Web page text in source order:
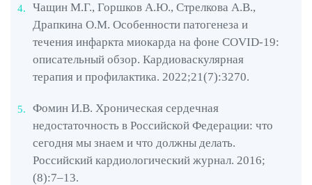
сердечный ритм, тогда как другие вещества, например,
электролиты, помогут в стабилизации состояния через
несколько часов.
Клиника «Врачебная наркология» предлагает
медицинскую помощь, основанную на современных
отдельный подход к каждому пациенту, обеспечиваем
безопасность и эффективность.
Запишитесь на приём в клинику «Врачебная
наркология» по номеру
+7 967 555 74 21
Чащин М.Г., Горшков А.Ю., Стрелкова А.В.,
Драпкина О.М. Особенности патогенеза и
течения инфаркта миокарда на фоне COVID-19:
описательный обзор. Кардиоваскулярная
терапия и профилактика. 2022;21(7):3270.
Фомин И.В. Хроническая сердечная
недостаточность в Российской Федерации: что
сегодня мы знаем и что должны делать.
Российский кардиологический журнал. 2016;
(8):7–13.